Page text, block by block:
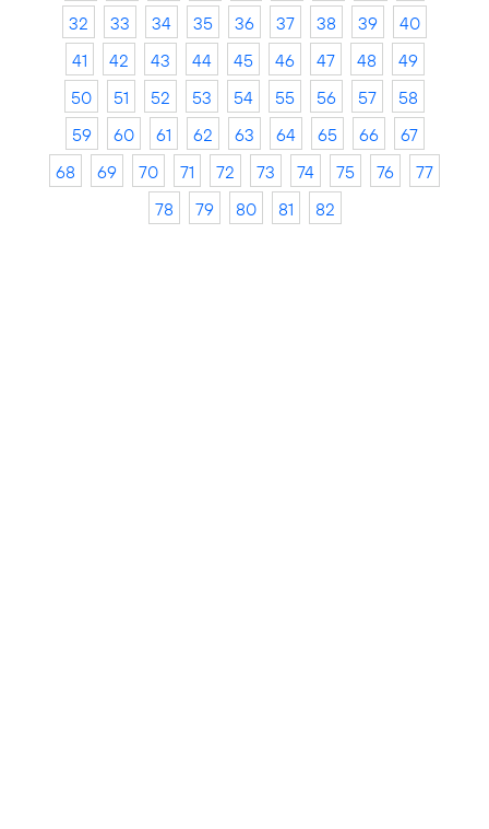
32
33 34 35 36 37 38 39
40
41
42 43 44 45 46 47 48
49
50
51 52 53 54 55 56 57
58
59
60 61 62 63 64 65 66
67
68
69 70 71 72 73 74 75 76
77
78
79 80 81 82